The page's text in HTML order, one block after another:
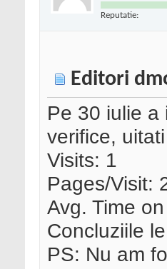
Reputatie:
Editori
Pe 30 iulie a
verifice,
Visits: 1
Pages/Visit:
Avg. Time
Concluziile
PS: Nu am